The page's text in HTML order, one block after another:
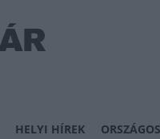
HELYI HÍREK